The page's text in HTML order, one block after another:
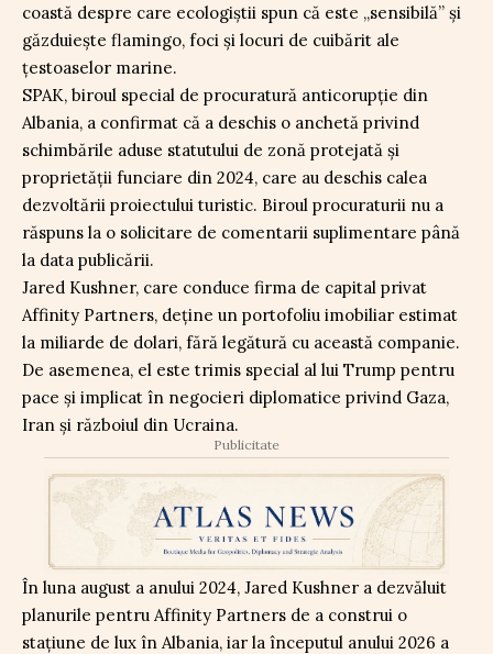
coastă despre care ecologiștii spun că este „sensibilă” și
găzduiește flamingo, foci și locuri de cuibărit ale
țestoaselor marine.
SPAK, biroul special de procuratură anticorupție din
Albania, a confirmat că a deschis o anchetă privind
schimbările aduse statutului de zonă protejată și
proprietății funciare din 2024, care au deschis calea
dezvoltării proiectului turistic. Biroul procuraturii nu a
răspuns la o solicitare de comentarii suplimentare până
la data publicării.
Jared Kushner, care conduce firma de capital privat
Affinity Partners, deține un portofoliu imobiliar estimat
la miliarde de dolari, fără legătură cu această companie.
De asemenea, el este trimis special al lui Trump pentru
pace și implicat în negocieri diplomatice privind Gaza,
Iran și războiul din Ucraina.
Publicitate
În luna august a anului 2024, Jared Kushner a dezvăluit
planurile pentru Affinity Partners de a construi o
stațiune de lux în Albania, iar la începutul anului 2026 a